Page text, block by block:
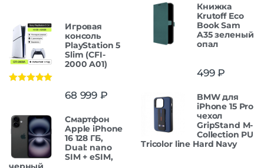
Игровая
консоль
PlayStation 5
Slim (CFI-
2000 A01)
68 999 ₽
Смартфон
Apple iPhone
16 128 ГБ,
Dual: nano
SIM + eSIM,
Книжка
Krutoff Eco
Book Sam
A35 зеленый
опал
499₽
BMW для
iPhone 15 Pro
чехол
GripStand M-
Collection PU
Tricolor line Hard Navy